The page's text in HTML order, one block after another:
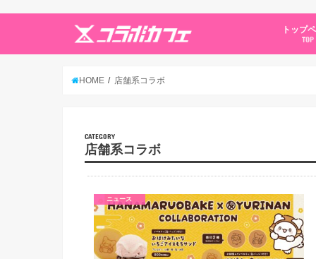
トップ
TOP
HOME 店舗系コラボ
CATEGORY
店舗系コラボ
ニュース